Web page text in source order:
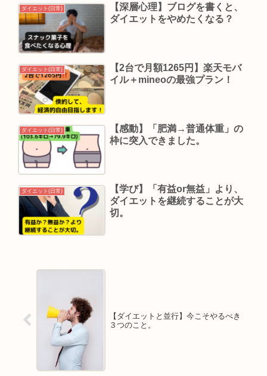
ダイエット(日常)
【深層心理】ブログを書くと、
ダイエットをやめたくなる？
ダイエット(日常)
【2台で月額1265円】楽天モバ
イル＋mineoの最強プラン！
ダイエット(日常)
【感動】「肥満→普通体重」の
枠に突入できました。
ダイエット(日常)
【学び】「有益or無益」より、
ダイエットを継続することが大
切。
【ダイエットと並行】今こそやるべき
３つのこと。